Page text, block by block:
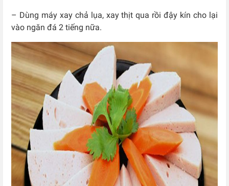
– Dùng máy xay chả lụa, xay thịt qua rồi đậy kín cho lại
vào ngăn đá 2 tiếng nữa.